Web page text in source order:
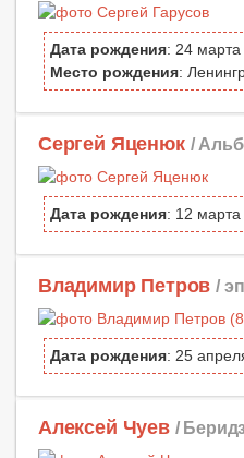
Дата рождения: 24 марта
Место рождения:
Сергей Яценюк /
Дата рождения: 12
Владимир Петров /
Дата рождения: 25
Алексей Чуев /